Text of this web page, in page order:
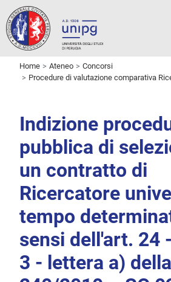
Home Ateneo
Concorsi
Procedure di valutazione comparativa
Indizione
pubblica di
un contratto di
Ricercatore
tempo
sensi dell'art. 24
3 - lettera a)